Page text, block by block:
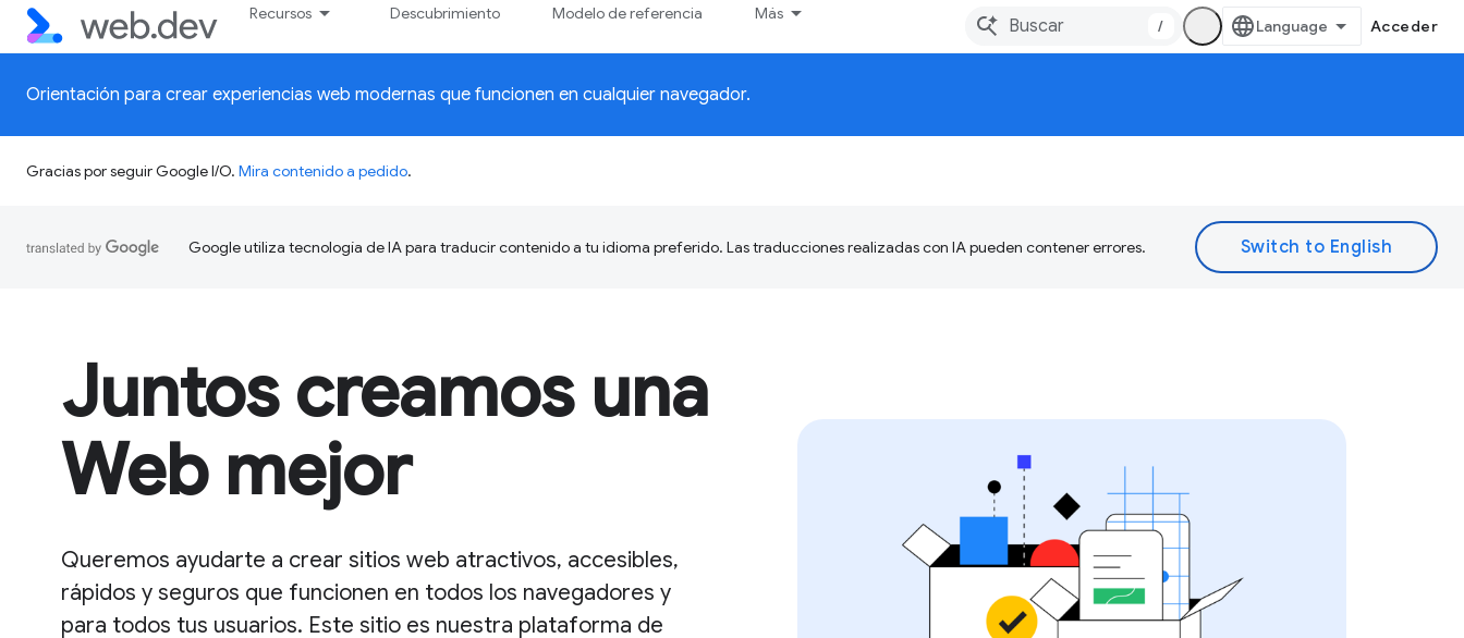
Recursos Descubrimiento Modelo de referencia Más
/ Acceder
Orientación para crear experiencias web modernas que funcionen en cualquier navegador.
Gracias por seguir Google I/O. Mira contenido a pedido.
Google utiliza tecnología de IA para traducir contenido a tu idioma preferido. Las traducciones realizadas con IA pueden contener errores.
Juntos creamos una
Web mejor
Queremos ayudarte a crear sitios web atractivos, accesibles,
rápidos y seguros que funcionen en todos los navegadores y
para todos tus usuarios. Este sitio es nuestra plataforma de